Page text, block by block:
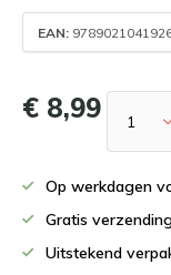
EAN:
€ 8,99
Op werkdagen
Gratis
Uitstekend